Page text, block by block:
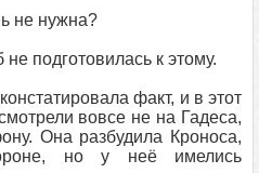
не нужна?
подготовилась к этому.
факт, и в этот
вовсе не на Гадеса,
Она разбудила Кроноса,
но у неё имелись